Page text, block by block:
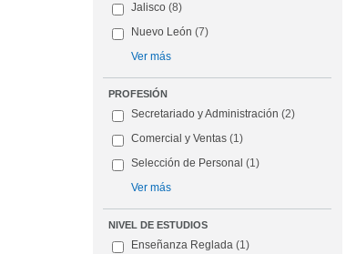
Jalisco (8)
Nuevo León (7)
Ver más
PROFESIÓN
Secretariado y Administración (2)
Comercial y Ventas (1)
Selección de Personal (1)
Ver más
NIVEL DE ESTUDIOS
Enseñanza Reglada (1)